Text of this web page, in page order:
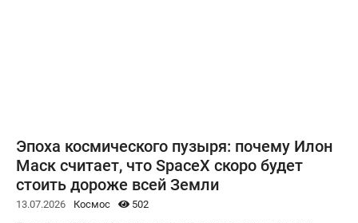
Эпоха космического пузыря: почему Илон
Маск считает, что SpaceX скоро будет
стоить дороже всей Земли
13.07.2026 Космос
502